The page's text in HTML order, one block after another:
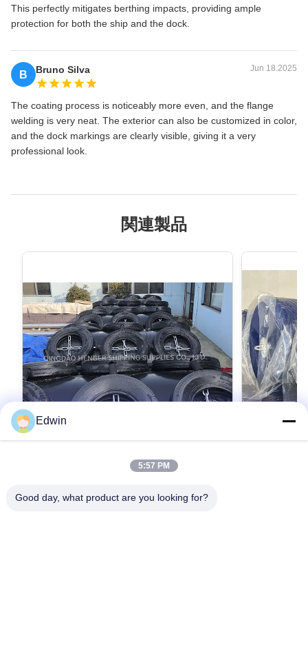
This perfectly mitigates berthing impacts, providing ample
protection for both the ship and the dock.
B Bruno Silva Jun 18.2025
The coating process is noticeably more even, and the flange
welding is very neat. The exterior can also be customized in color,
and the dock markings are clearly visible, giving it a very
professional look.
関連製品
保護 船板 生産時間 5 ~ 10 日 耐久性 海洋
Edwin
5:57 PM
Good day, what product are you looking for?